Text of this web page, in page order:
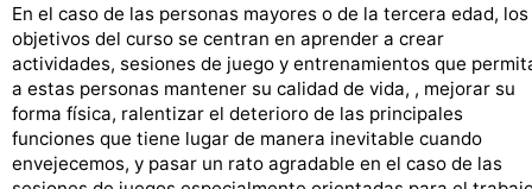
En el caso de las personas mayores o de la tercera edad, los
objetivos del curso se centran en aprender a crear
actividades, sesiones de juego y entrenamientos que
a estas personas mantener su calidad de vida, , mejorar su
forma física, ralentizar el deterioro de las principales
funciones que tiene lugar de manera inevitable cuando
envejecemos, y pasar un rato agradable en el caso de las